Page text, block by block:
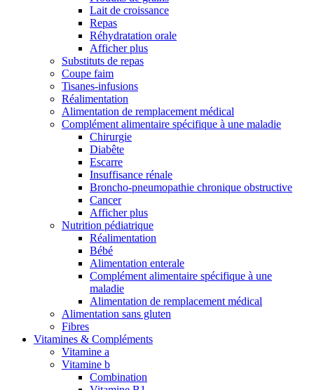
Lait de croissance
Repas
Réhydratation orale
Afficher plus
Substituts de repas
Coupe faim
Tisanes-infusions
Réalimentation
Alimentation de remplacement médical
Complément alimentaire spécifique à une maladie
Chirurgie
Diabête
Escarre
Insuffisance rénale
Broncho-pneumopathie chronique obstructive
Cancer
Afficher plus
Nutrition pédiatrique
Réalimentation
Bébé
Alimentation enterale
Complément alimentaire spécifique à une
maladie
Alimentation de remplacement médical
Alimentation sans gluten
Fibres
Vitamines & Compléments
Vitamine a
Vitamine b
Combination